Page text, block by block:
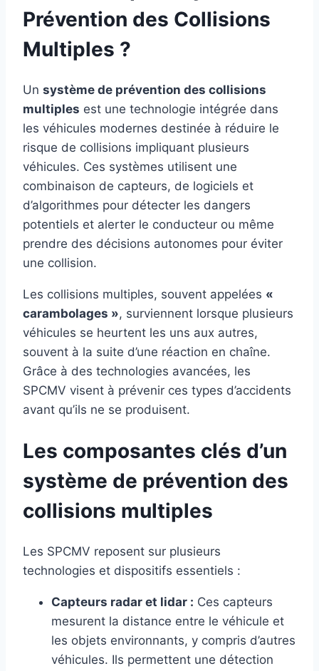
Prévention des Collisions
Multiples ?
Un système de prévention des collisions
multiples est une technologie intégrée dans
les véhicules modernes destinée à réduire le
risque de collisions impliquant plusieurs
véhicules. Ces systèmes utilisent une
combinaison de capteurs, de logiciels et
d’algorithmes pour détecter les dangers
potentiels et alerter le conducteur ou même
prendre des décisions autonomes pour éviter
une collision.
Les collisions multiples, souvent appelées «
carambolages », surviennent lorsque plusieurs
véhicules se heurtent les uns aux autres,
souvent à la suite d’une réaction en chaîne.
Grâce à des technologies avancées, les
SPCMV visent à prévenir ces types d’accidents
avant qu’ils ne se produisent.
Les composantes clés d’un
système de prévention des
collisions multiples
Les SPCMV reposent sur plusieurs
technologies et dispositifs essentiels :
Capteurs radar et lidar : Ces capteurs
mesurent la distance entre le véhicule et
les objets environnants, y compris d’autres
véhicules. Ils permettent une détection